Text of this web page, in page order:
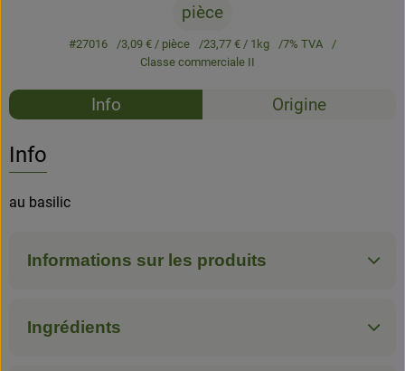
pièce
#27016 3,09 € / pièce 23,77 € / 1kg
7% TVA
Classe commerciale II
Recettes
Info Origine
Info
au basilic
Informations sur les produits
Ingrédients